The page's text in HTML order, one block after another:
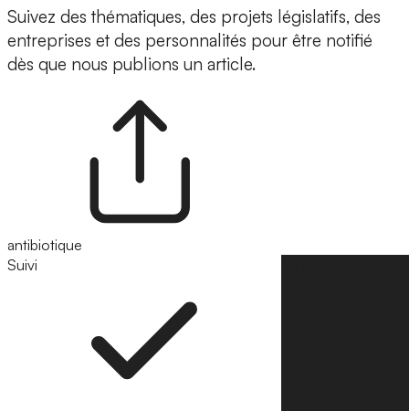
Suivez des thématiques, des projets législatifs, des
entreprises et des personnalités pour être notifié
dès que nous publions un article.
antibiotique
Suivi